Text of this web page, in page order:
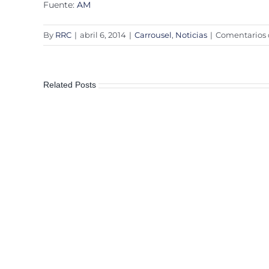
Fuente: AM
By RRC | abril 6, 2014 | Carrousel, Noticias | Comentarios
Related Posts